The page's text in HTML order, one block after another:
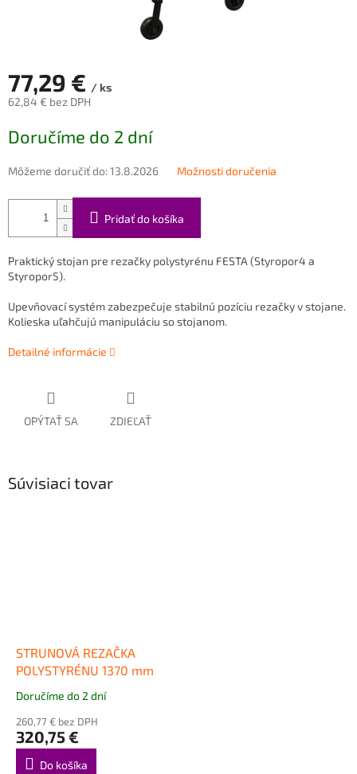
77,29 € / ks
62,84 € bez DPH
cena:
Doručíme do 2 dní
Môžeme doručiť do:13.8.2026 Možnosti doručenia
Pridať do košíka
Praktický stojan pre rezačky polystyrénu FESTA (Styropor4 a
Styropor5).
Upevňovací systém zabezpečuje stabilnú pozíciu rezačky v stojane.
Kolieska uľahčujú manipuláciu so stojanom.
Detailné informácie
OPÝTAŤ SA ZDIEĽAŤ
Súvisiaci tovar
STRUNOVÁ REZAČKA
POLYSTYRÉNU 1370 mm
Priemerné
produktu
je
5,0
Doručíme do 2 dní
260,77 € bez DPH
320,75 €
Do košíka